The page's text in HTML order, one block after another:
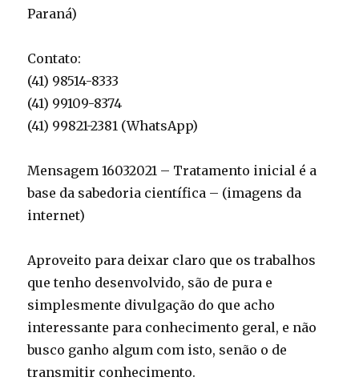
Paraná)
Contato:
(41) 98514-8333
(41) 99109-8374
(41) 99821-2381 (WhatsApp)
Mensagem 16032021 – Tratamento inicial é a
base da sabedoria científica – (imagens da
internet)
Aproveito para deixar claro que os trabalhos
que tenho desenvolvido, são de pura e
simplesmente divulgação do que acho
interessante para conhecimento geral, e não
busco ganho algum com isto, senão o de
transmitir conhecimento.